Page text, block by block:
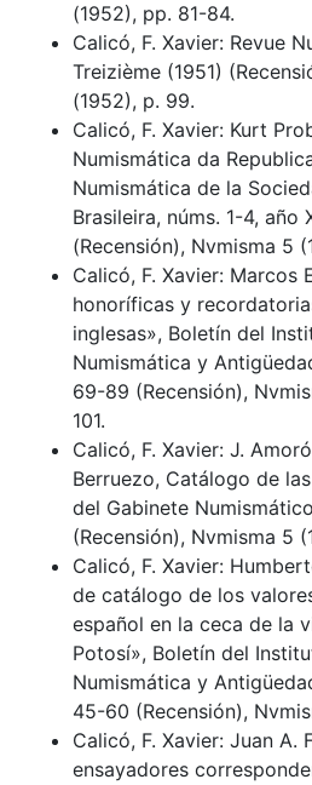
(1952), pp. 81-84.
Calicó, F. Xavier: Revue
Treizième (1951)
(1952), p. 99.
Calicó, F. Xavier: Kurt
Numismática da
Numismática de la
Brasileira, núms. 1-4, año
(Recensión), Nvmisma 5
Calicó, F. Xavier: Marcos
honoríficas y
inglesas», Boletín del
Numismática y
69-89 (Recensión),
101.
Calicó, F. Xavier: J.
Berruezo, Catálogo de
del Gabinete
(Recensión), Nvmisma 5
Calicó, F. Xavier:
de catálogo de los
español en la ceca de la
Potosí», Boletín del
Numismática y
45-60 (Recensión),
Calicó, F. Xavier: Juan A.
ensayadores